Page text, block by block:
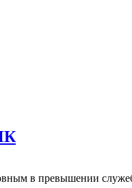
в превышении